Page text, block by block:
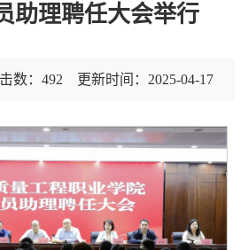
助理聘任大会举行
数： 492 更新时间：2025-04-17